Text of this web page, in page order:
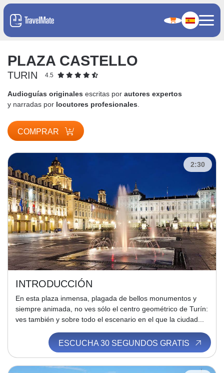
PLAZA CASTELLO
TURIN 4.5
Audioguías originales escritas por autores expertos
y narradas por locutores profesionales
COMPRAR
2:30
INTRODUCCIÓN
En esta plaza inmensa, plagada de bellos monumentos y
siempre animada, no ves sólo el centro geométrico de Turín:
ves también y sobre todo el escenario en el que la ciudad...
ESCUCHA 30 SEGUNDOS GRATIS